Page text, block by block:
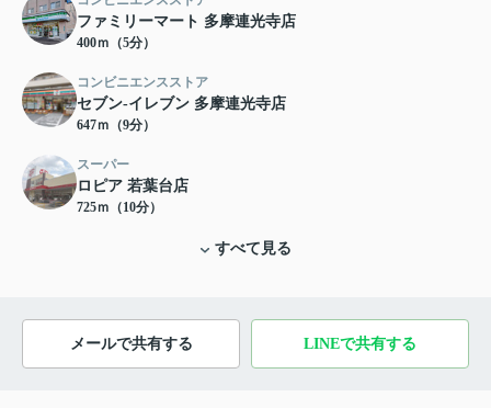
ファミリーマート 多摩連光寺店
400ｍ（5分）
コンビニエンスストア
セブン-イレブン 多摩連光寺店
647ｍ（9分）
スーパー
ロピア 若葉台店
725ｍ（10分）
すべて見る
メールで共有する LINEで共有する